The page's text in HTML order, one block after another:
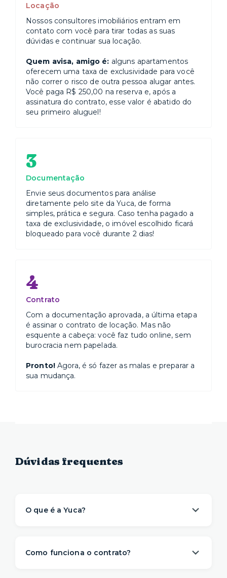
Locação
Nossos consultores imobiliários entram em
contato com você para tirar todas as suas
dúvidas e continuar sua locação.
Quem avisa, amigo é: alguns apartamentos
oferecem uma taxa de exclusividade para você
não correr o risco de outra pessoa alugar antes.
Você paga R$ 250,00 na reserva e, após a
assinatura do contrato, esse valor é abatido do
seu primeiro aluguel!
3
Documentação
Envie seus documentos para análise
diretamente pelo site da Yuca, de forma
simples, prática e segura. Caso tenha pagado a
taxa de exclusividade, o imóvel escolhido ficará
bloqueado para você durante 2 dias!
4
Contrato
Com a documentação aprovada, a última etapa
é assinar o contrato de locação. Mas não
esquente a cabeça: você faz tudo online, sem
burocracia nem papelada.
Pronto!Agora, é só fazer as malas e preparar a
sua mudança.
Dúvidas frequentes
O que é a Yuca?
morar . Nós descomplicamos o aluguel para
Como funciona o contrato?